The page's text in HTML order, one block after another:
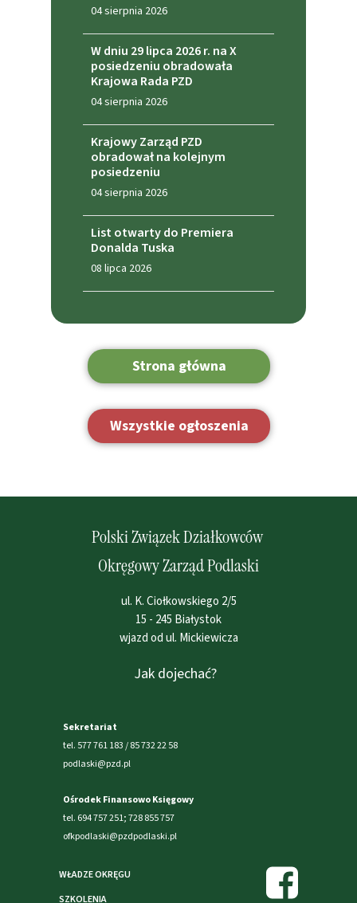
04 sierpnia 2026
W dniu 29 lipca 2026 r. na X
posiedzeniu obradowała
Krajowa Rada PZD
04 sierpnia 2026
Krajowy Zarząd PZD
obradował na kolejnym
posiedzeniu
04 sierpnia 2026
List otwarty do Premiera
Donalda Tuska
08 lipca 2026
Wszystkie ogłoszenia
Strona główna
Jak dojechać?
Polski Związek Działkowców
Okręgowy Zarząd Podlaski
ul. K. Ciołkowskiego 2/5
15 - 245 Białystok
wjazd od ul. Mickiewicza
Sekretariat
tel. 577 761 183 / 85 732 22 58
podlaski@pzd.pl
Ośrodek Finansowo Księgowy
tel. 694 757 251; 728 855 757
ofkpodlaski@pzdpodlaski.pl
WŁADZE OKRĘGU
SZKOLENIA